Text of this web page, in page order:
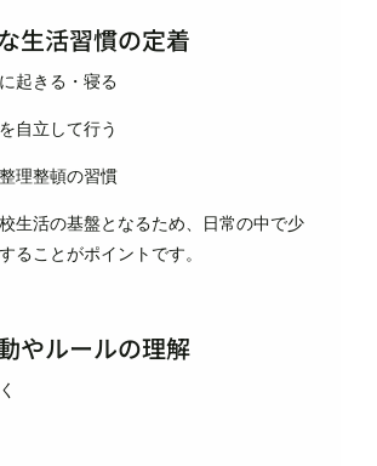
生活習慣の定着
起きる・寝る
自立して行う
理整頓の習慣
生活の基盤となるため、日常の中で少
ることがポイントです。
やルールの理解